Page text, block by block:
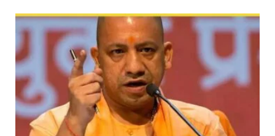
NCBC Chairman: साध्वी निरंजन ज्योति बनी राष्ट्रीय
मिलावटखोरों पर और कसेगा सरकार का शिकंजा
Pateshvari Mata Darshan: मुख्यमंत्री ने किए मां
She Leads Bharat: अंतर्राष्ट्रीय महिला दिवस 2026 के
Sabka Sath Sabka Vikas: प्रधानमंत्री नरेन्द्र मोदी 9